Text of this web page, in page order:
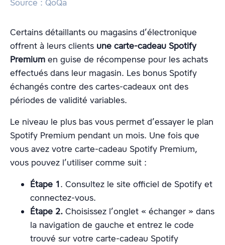
Source : QoQa
Certains détaillants ou magasins d’électronique
offrent à leurs clients une carte-cadeau Spotify
Premium en guise de récompense pour les achats
effectués dans leur magasin. Les bonus Spotify
échangés contre des cartes-cadeaux ont des
périodes de validité variables.
Le niveau le plus bas vous permet d’essayer le plan
Spotify Premium pendant un mois. Une fois que
vous avez votre carte-cadeau Spotify Premium,
vous pouvez l’utiliser comme suit :
Étape 1. Consultez le site officiel de Spotify et
connectez-vous.
Étape 2. Choisissez l’onglet « échanger » dans
la navigation de gauche et entrez le code
trouvé sur votre carte-cadeau Spotify